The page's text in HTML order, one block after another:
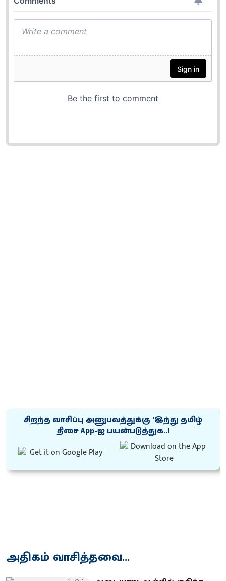
சிறந்த வாசிப்பு அனுபவத்துக்கு ‘இந்து தமிழ்
திசை App-ஐ பயன்படுத்துக..!
அதிகம் வாசித்தவை...